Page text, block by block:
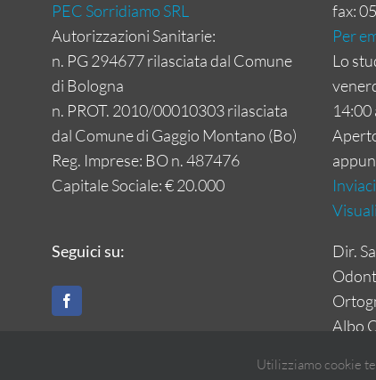
PEC Sorridiamo SRL
Autorizzazioni Sanitarie:
n. PG 294677 rilasciata dal Comune
di Bologna
n. PROT. 2010/00010303 rilasciata
dal Comune di Gaggio Montano (Bo)
Reg. Imprese: BO n. 487476
Capitale Sociale: € 20.000
Seguici su:
fax:
Per
Lo
14:00
Dir.
Albo
Utilizziamo cookie